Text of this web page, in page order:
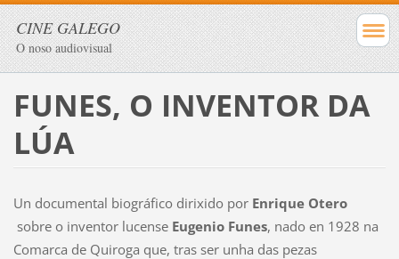
CINE GALEGO
O noso audiovisual
FUNES, O INVENTOR DA
LÚA
Un documental biográfico dirixido por Enrique Otero
sobre o inventor lucense Eugenio Funes, nado en 1928 na
Comarca de Quiroga que, tras ser unha das pezas